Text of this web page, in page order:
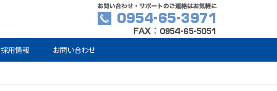
採用情報 お問い合わせ